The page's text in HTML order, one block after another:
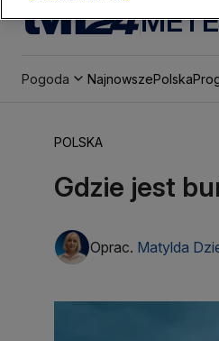
Pogoda NajnowszePolska
POLSKA
Gdzie jest
Oprac. Matylda